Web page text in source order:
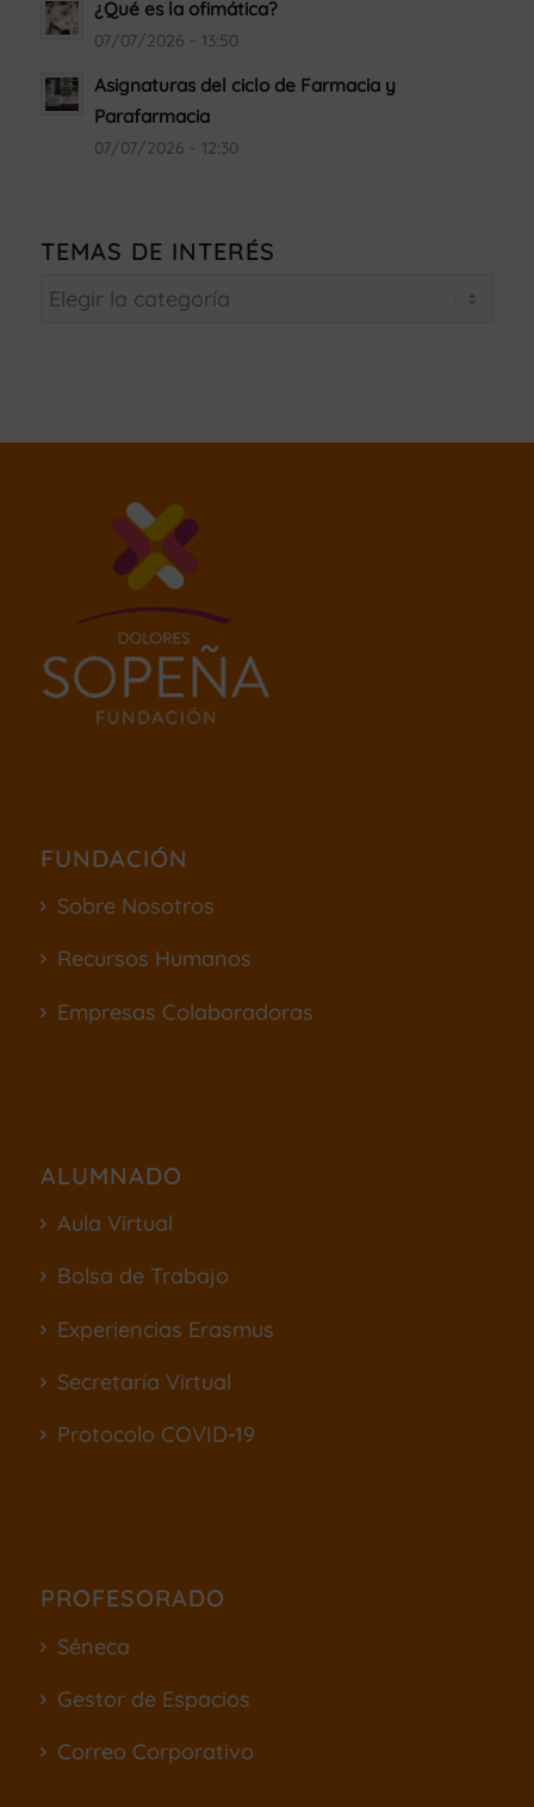
¿Qué es la ofimática?
07/07/2026 - 13:50
Asignaturas del ciclo de Farmacia y
Parafarmacia
07/07/2026 - 12:30
TEMAS DE INTERÉS
FUNDACIÓN
Sobre Nosotros
Recursos Humanos
Empresas Colaboradoras
ALUMNADO
Aula Virtual
Bolsa de Trabajo
Experiencias Erasmus
Secretaria Virtual
Protocolo COVID-19
PROFESORADO
Séneca
Gestor de Espacios
Correo Corporativo